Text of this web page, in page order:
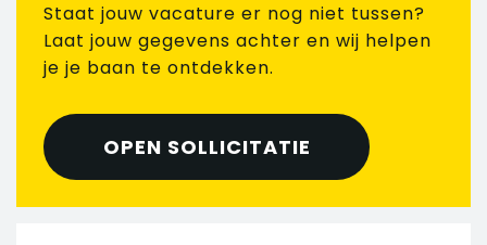
Staat jouw vacature er nog niet tussen?
Laat jouw gegevens achter en wij helpen
je je baan te ontdekken.
OPEN SOLLICITATIE